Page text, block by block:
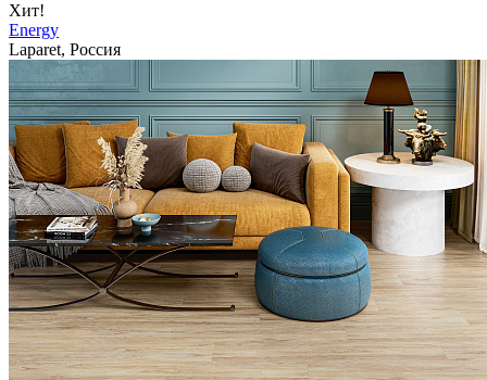
Хит!
Energy
Laparet, Россия